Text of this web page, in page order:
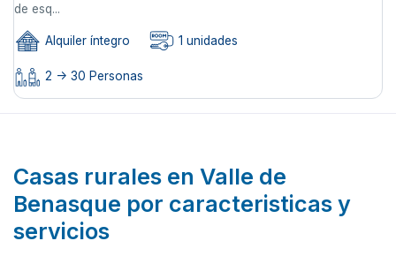
de esq...
Alquiler íntegro 1 unidades
2 -> 30 Personas
Casas rurales en Valle de
Benasque por caracteristicas y
servicios